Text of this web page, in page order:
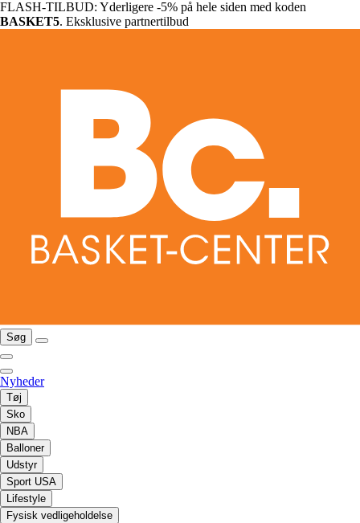
FLASH-TILBUD: Yderligere -5% på hele siden med koden
BASKET5. Eksklusive partnertilbud
Søg
Nyheder
Tøj
Sko
NBA
Balloner
Udstyr
Sport USA
Lifestyle
Fysisk vedligeholdelse